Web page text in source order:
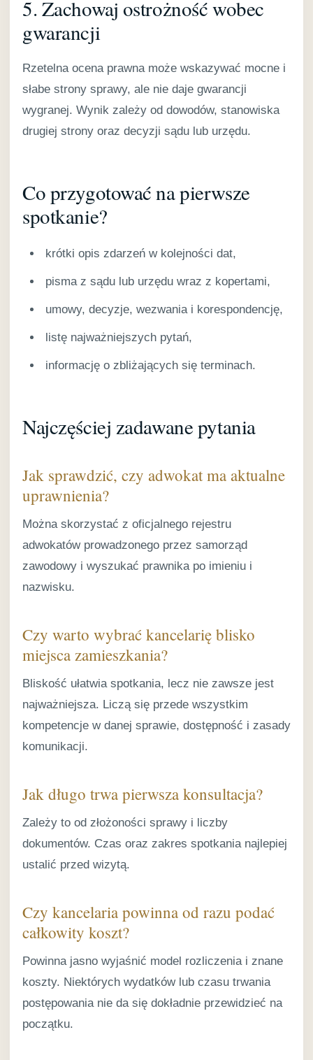
5. Zachowaj ostrożność wobec
gwarancji
Rzetelna ocena prawna może wskazywać mocne i
słabe strony sprawy, ale nie daje gwarancji
wygranej. Wynik zależy od dowodów, stanowiska
drugiej strony oraz decyzji sądu lub urzędu.
Co przygotować na pierwsze
spotkanie?
krótki opis zdarzeń w kolejności dat,
pisma z sądu lub urzędu wraz z kopertami,
umowy, decyzje, wezwania i korespondencję,
listę najważniejszych pytań,
informację o zbliżających się terminach.
Najczęściej zadawane pytania
Jak sprawdzić, czy adwokat ma aktualne
uprawnienia?
Można skorzystać z oficjalnego rejestru
adwokatów prowadzonego przez samorząd
zawodowy i wyszukać prawnika po imieniu i
nazwisku.
Czy warto wybrać kancelarię blisko
miejsca zamieszkania?
Bliskość ułatwia spotkania, lecz nie zawsze jest
najważniejsza. Liczą się przede wszystkim
kompetencje w danej sprawie, dostępność i zasady
komunikacji.
Jak długo trwa pierwsza konsultacja?
Zależy to od złożoności sprawy i liczby
dokumentów. Czas oraz zakres spotkania najlepiej
ustalić przed wizytą.
Czy kancelaria powinna od razu podać
całkowity koszt?
Powinna jasno wyjaśnić model rozliczenia i znane
koszty. Niektórych wydatków lub czasu trwania
postępowania nie da się dokładnie przewidzieć na
początku.